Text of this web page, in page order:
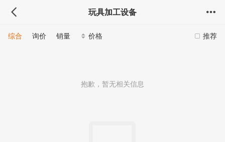
玩具加工设备
推荐
综合 询价 销量 价格
抱歉，暂无相关信息